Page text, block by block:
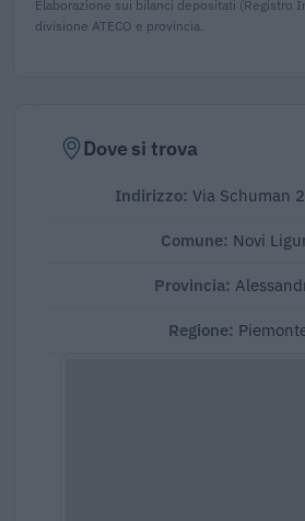
Elaborazione sui bilanci depositati (Registro
divisione ATECO e provincia.
Dove si trova
Indirizzo: Via Schuman
Comune: Novi
Provincia:
Regione: